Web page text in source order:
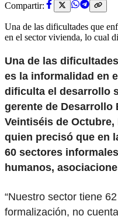
Compartir:
Una de las dificultades que
en el sector vivienda, lo cual
Una de las
es la informalidad en
dificulta el desarrollo
gerente de
Veintiséis de Octubre,
quien precisó que en
60 sectores
humanos,
“Nuestro sector tiene
formalización, no